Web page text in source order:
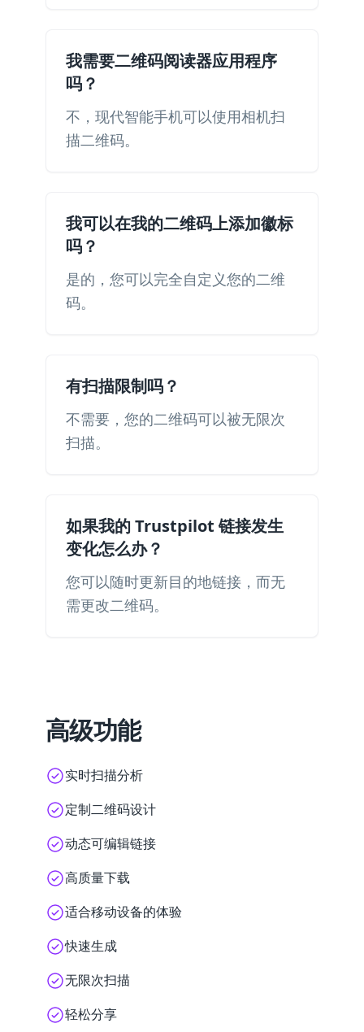
我需要二维码阅读器应用程序
吗？
不，现代智能手机可以使用相机扫
描二维码。
我可以在我的二维码上添加徽标
吗？
是的，您可以完全自定义您的二维
码。
有扫描限制吗？
不需要，您的二维码可以被无限次
扫描。
如果我的 Trustpilot 链接发生
变化怎么办？
您可以随时更新目的地链接，而无
需更改二维码。
高级功能
实时扫描分析
定制二维码设计
动态可编辑链接
高质量下载
适合移动设备的体验
快速生成
无限次扫描
轻松分享